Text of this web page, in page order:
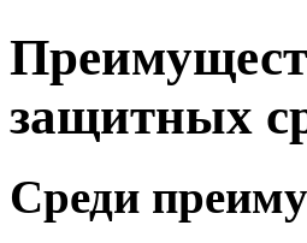
защитных
Среди